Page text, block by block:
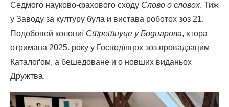
Седмого науково-фахового сходу Слово о словох. Тиж
у Заводу за културу була и вистава роботох зоз 21.
Подобовей колониї Стретнуце у Боднарова, хтора
отримана 2025. року у Ґосподїнцох зоз провадзацим
Каталоґом, а бешедоване и о новших виданьох
Дружтва.